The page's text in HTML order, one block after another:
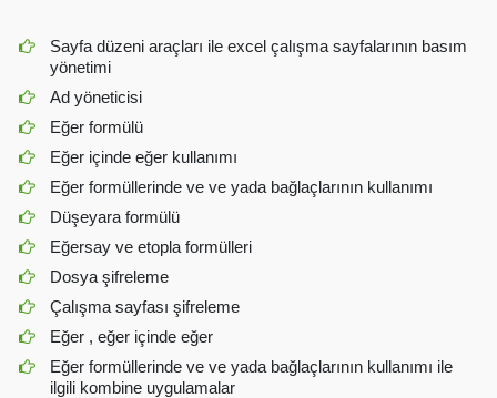
Sayfa düzeni araçları ile excel çalışma sayfalarının basım
yönetimi
Ad yöneticisi
Eğer formülü
Eğer içinde eğer kullanımı
Eğer formüllerinde ve ve yada bağlaçlarının kullanımı
Düşeyara formülü
Eğersay ve etopla formülleri
Dosya şifreleme
Çalışma sayfası şifreleme
Eğer , eğer içinde eğer
Eğer formüllerinde ve ve yada bağlaçlarının kullanımı ile
ilgili kombine uygulamalar